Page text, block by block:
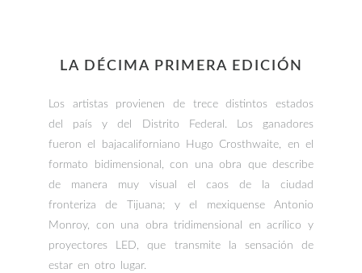
LA DÉCIMA PRIMERA EDICIÓN
Los artistas provienen de trece distintos estados
del país y del Distrito Federal. Los ganadores
fueron el bajacaliforniano Hugo Crosthwaite, en el
formato bidimensional, con una obra que describe
de manera muy visual el caos de la ciudad
fronteriza de Tijuana; y el mexiquense Antonio
Monroy, con una obra tridimensional en acrílico y
proyectores LED, que transmite la sensación de
estar en otro lugar.